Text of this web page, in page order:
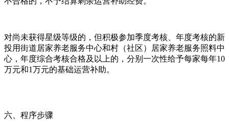
对尚未获得星级等级的，但积极参加季度考核、年度考核的新
投用街道居家养老服务中心和村（社区）居家养老服务照料中
心，年度综合考核合格及以上的，分别一次性给予每家每年10
万元和1万元的基础运营补助。
六、程序步骤